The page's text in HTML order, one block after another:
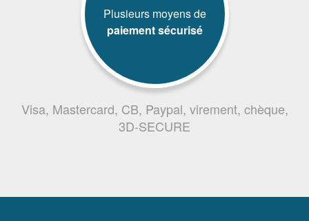
Plusieurs moyens de
paiement sécurisé
Visa, Mastercard, CB, Paypal, virement, chèque,
3D-SECURE